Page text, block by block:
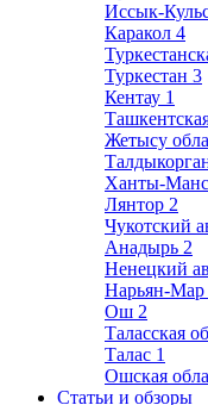
Иссык-
Каракол 4
Туркестан 3
Кентау 1
Жетысу
Ханты-
Лянтор 2
Чукотский
Анадырь 2
Ненецкий
Нарьян-Мар
Ош 2
Таласская
Талас 1
Ошская
Статьи и обзоры